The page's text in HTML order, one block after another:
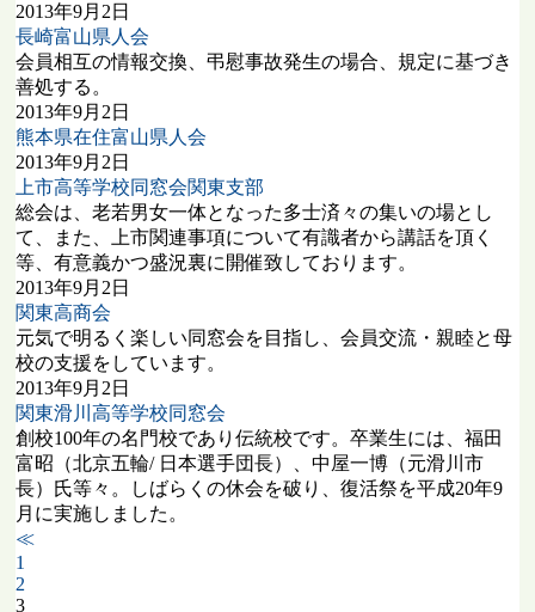
2013年9月2日
長崎富山県人会
会員相互の情報交換、弔慰事故発生の場合、規定に基づき
善処する。
2013年9月2日
熊本県在住富山県人会
2013年9月2日
上市高等学校同窓会関東支部
総会は、老若男女一体となった多士済々の集いの場とし
て、また、上市関連事項について有識者から講話を頂く
等、有意義かつ盛況裏に開催致しております。
2013年9月2日
関東高商会
元気で明るく楽しい同窓会を目指し、会員交流・親睦と母
校の支援をしています。
2013年9月2日
関東滑川高等学校同窓会
創校100年の名門校であり伝統校です。卒業生には、福田
富昭（北京五輪/ 日本選手団長）、中屋一博（元滑川市
長）氏等々。しばらくの休会を破り、復活祭を平成20年9
月に実施しました。
≪
1
2
3